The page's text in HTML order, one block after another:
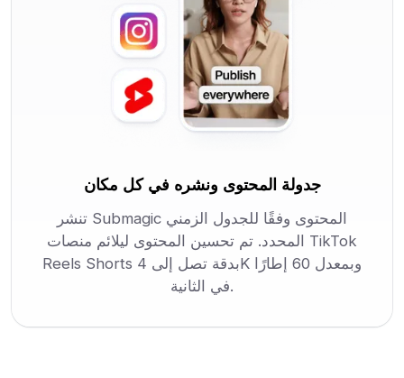
جدولة المحتوى ونشره في كل مكان
تنشر Submagic المحتوى وفقًا للجدول الزمني
المحدد. تم تحسين المحتوى ليلائم منصات TikTok
Reels Shorts بدقة تصل إلى 4K وبمعدل 60 إطارًا
في الثانية.